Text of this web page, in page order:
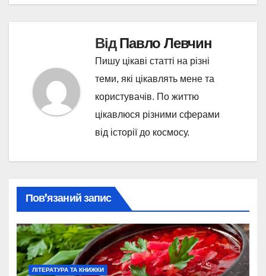
ВідПавло Левчин
Пишу цікаві статті на різні
теми, які цікавлять мене та
користувачів. По життю
цікавлюся різними сферами
від історії до космосу.
Пов’язаний запис
ЛІТЕРАТУРА ТА КНИЖКИ